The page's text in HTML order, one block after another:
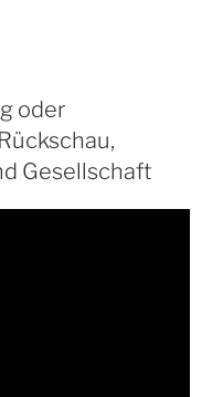
oder
Gesellschaft